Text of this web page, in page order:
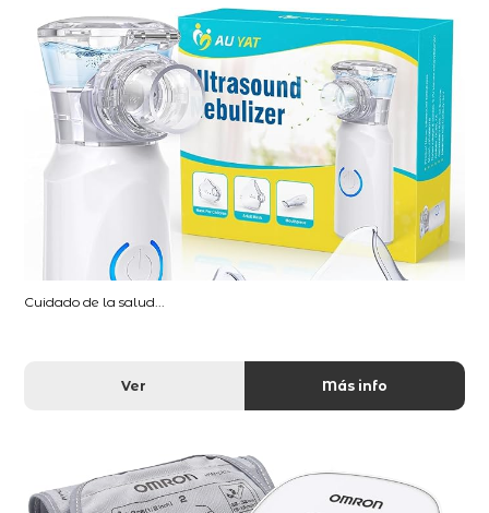
Cuidado de la salud...
Ver Más info